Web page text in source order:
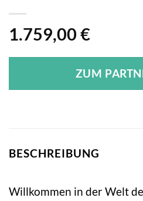
1.759,00 €
ZUM
BESCHREIBUNG
Willkommen in der Welt